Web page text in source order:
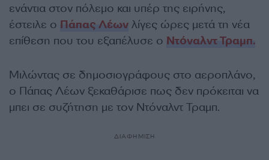
ενάντια στον πόλεμο και υπέρ της ειρήνης,
έστειλε ο Πάπας Λέων λίγες ώρες μετά τη νέα
επίθεση που του εξαπέλυσε ο Ντόναλντ Τραμπ.
Μιλώντας σε δημοσιογράφους στο αεροπλάνο,
ο Πάπας Λέων ξεκαθάρισε πως δεν πρόκειται να
μπει σε συζήτηση με τον Ντόναλντ Τραμπ.
ΔΙΑΦΗΜΙΣΗ